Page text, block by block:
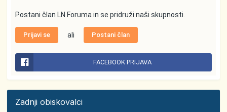
Postani član LN Foruma in se pridruži naši skupnosti.
Prijavi se ali Postani član
FACEBOOK PRIJAVA
Zadnji obiskovalci